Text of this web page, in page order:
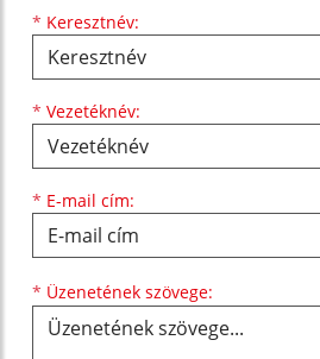
* Keresztnév:
Keresztnév
* Vezetéknév:
Vezetéknév
* E-mail cím:
E-mail cím
* Üzenetének szövege: